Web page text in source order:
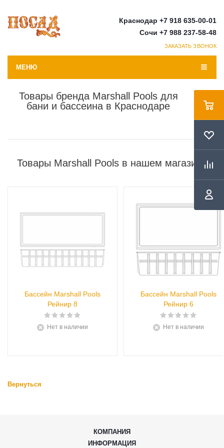
Краснодар +7 918 635-00-01
Сочи +7 988 237-58-48
ЗАКАЗАТЬ ЗВОНОК
МЕНЮ
Товары бренда Marshall Pools для
бани и бассеина в Краснодаре
Товары Marshall Pools в нашем магазине
Бассейн Marshall Pools
Рейнир 8
Нет в наличии
Бассейн Marshall Pools
Рейнир 6
Нет в наличии
Вернуться
КОМПАНИЯ
ИНФОРМАЦИЯ